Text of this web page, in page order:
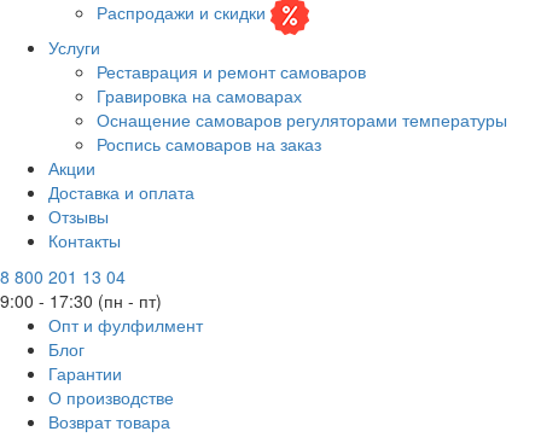
Распродажи и скидки
Услуги
Реставрация и ремонт самоваров
Гравировка на самоварах
Оснащение самоваров регуляторами температуры
Роспись самоваров на заказ
Акции
Доставка и оплата
Отзывы
Контакты
8 800 201 13 04
9:00 - 17:30 (пн - пт)
Опт и фулфилмент
Блог
Гарантии
О производстве
Возврат товара